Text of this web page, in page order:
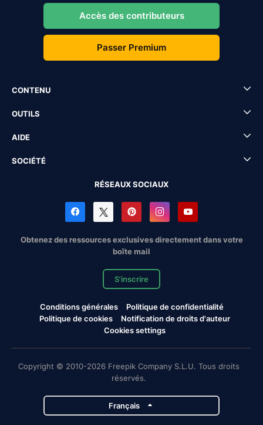
Accès des contributeurs
Passer Premium
CONTENU
OUTILS
AIDE
SOCIÉTÉ
RÉSEAUX SOCIAUX
Obtenez des ressources exclusives directement dans votre
boîte mail
S'inscrire
Conditions générales
Politique de confidentialité
Politique de cookies
Notification de droits d'auteur
Cookies settings
Copyright © 2010-2026 Freepik Company S.L.U. Tous droits
réservés.
Français